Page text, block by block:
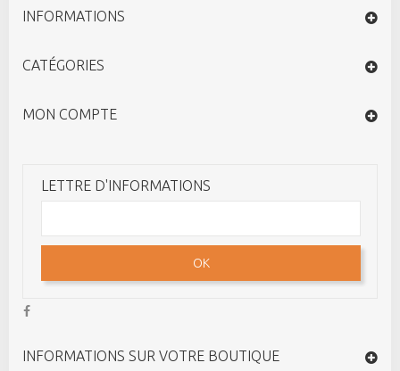
INFORMATIONS
CATÉGORIES
MON COMPTE
LETTRE D'INFORMATIONS
OK
INFORMATIONS SUR VOTRE BOUTIQUE